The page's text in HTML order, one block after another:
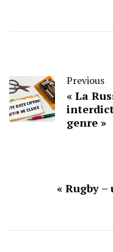
Previous
« La
genre »
« Rugby